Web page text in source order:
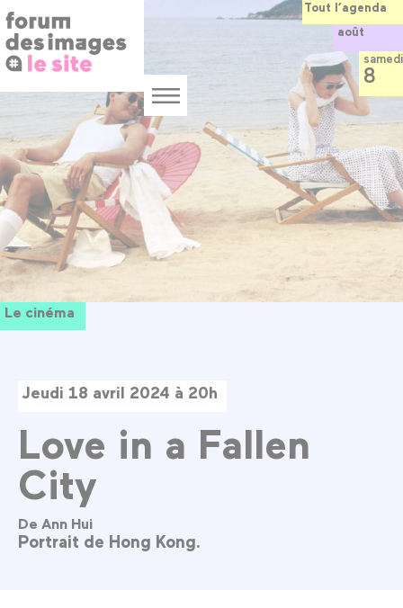
au
contenu
principal
Menu
Le cinéma
Jeudi 18 avril 2024 à 20h
Love in a Fallen
City
De Ann Hui
Portrait de Hong Kong.
Tout l’agenda
août
samedi
8